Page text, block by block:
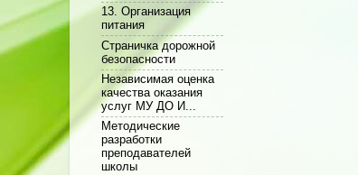
13. Организация
питания
Cтраничка дорожной
безопасности
Независимая оценка
качества оказания
услуг МУ ДО И...
Методические
разработки
преподавателей
школы